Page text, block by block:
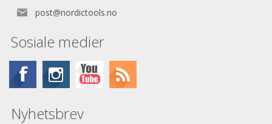
post@nordictools.no
Sosiale medier
Nyhetsbrev